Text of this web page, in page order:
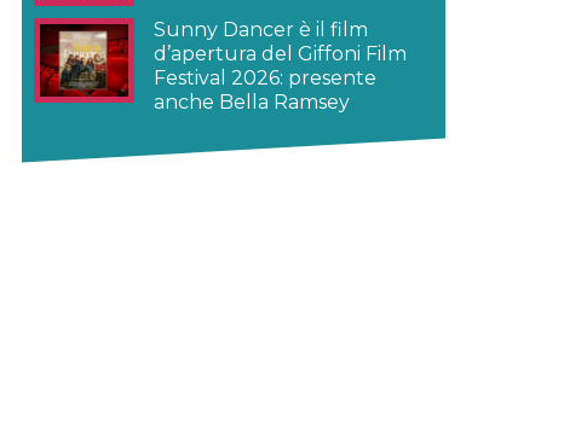
Sunny Dancer è il film
d’apertura del Giffoni Film
Festival 2026: presente
anche Bella Ramsey